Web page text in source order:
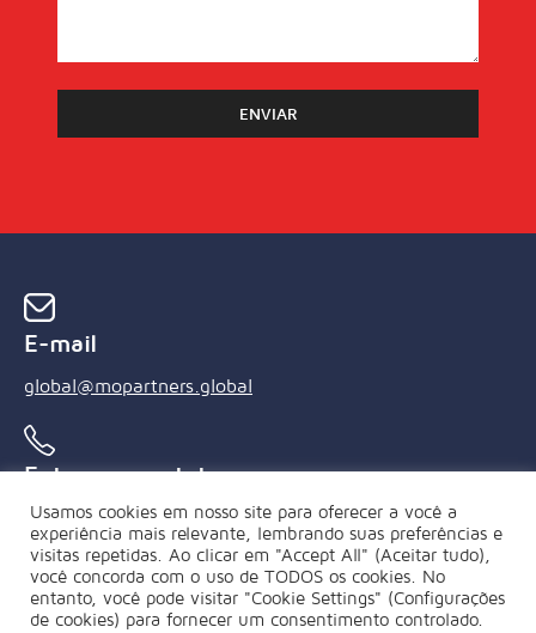
E-mail
global@mopartners.global
Entre em contato conosco
+55 (21) 3239 4850
Usamos cookies em nosso site para oferecer a você a
experiência mais relevante, lembrando suas preferências e
visitas repetidas. Ao clicar em "Accept All" (Aceitar tudo),
você concorda com o uso de TODOS os cookies. No
entanto, você pode visitar "Cookie Settings" (Configurações
de cookies) para fornecer um consentimento controlado.